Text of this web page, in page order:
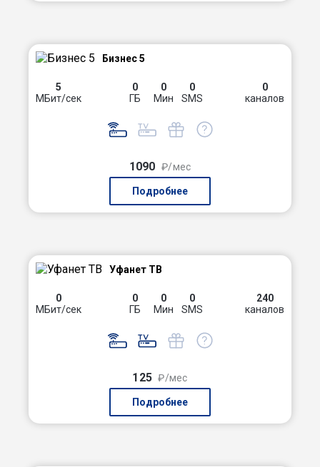
Бизнес 5
5
МБит/сек
0
ГБ
0
Мин
0
SMS
0
каналов
1090 ₽/мес
Подробнее
Уфанет ТВ
0
МБит/сек
0
ГБ
0
Мин
0
SMS
240
каналов
125 ₽/мес
Подробнее